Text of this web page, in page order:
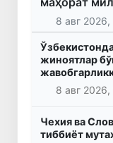
8 авг
жиноятлар
8 авг 2026,
Чехия ва
тиббиёт